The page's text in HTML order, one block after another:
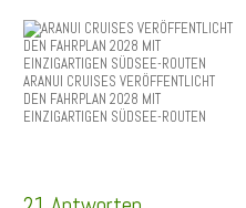
ARANUI CRUISES VERÖFFENTLICHT
DEN FAHRPLAN 2028 MIT
EINZIGARTIGEN SÜDSEE-ROUTEN